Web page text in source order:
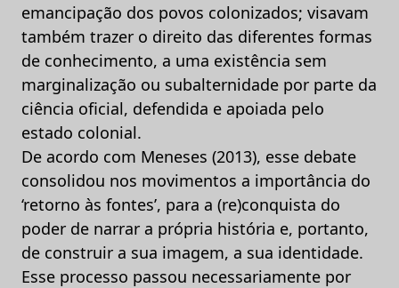
emancipação dos povos colonizados; visavam
também trazer o direito das diferentes formas
de conhecimento, a uma existência sem
marginalização ou subalternidade por parte da
ciência oficial, defendida e apoiada pelo
estado colonial.
De acordo com Meneses (2013), esse debate
consolidou nos movimentos a importância do
‘retorno às fontes’, para a (re)conquista do
poder de narrar a própria história e, portanto,
de construir a sua imagem, a sua identidade.
Esse processo passou necessariamente por